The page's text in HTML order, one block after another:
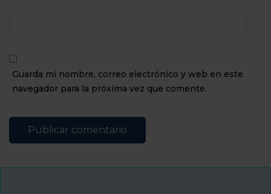
Guarda mi nombre, correo electrónico y web en este
navegador para la próxima vez que comente.